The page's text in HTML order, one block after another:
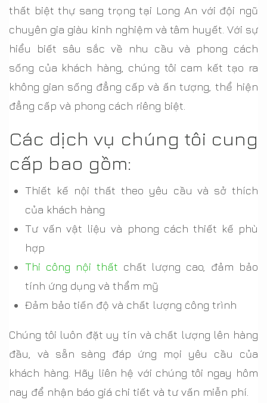
thất biệt thự sang trọng tại Long An với đội ngũ
chuyên gia giàu kinh nghiệm và tâm huyết. Với sự
hiểu biết sâu sắc về nhu cầu và phong cách
sống của khách hàng, chúng tôi cam kết tạo ra
không gian sống đẳng cấp và ấn tượng, thể hiện
đẳng cấp và phong cách riêng biệt.
Các dịch vụ chúng tôi cung
cấp bao gồm:
Thiết kế nội thất theo yêu cầu và sở thích
của khách hàng
Tư vấn vật liệu và phong cách thiết kế phù
hợp
Thi công nội thất chất lượng cao, đảm bảo
tính ứng dụng và thẩm mỹ
Đảm bảo tiến độ và chất lượng công trình
Chúng tôi luôn đặt uy tín và chất lượng lên hàng
đầu, và sẵn sàng đáp ứng mọi yêu cầu của
khách hàng. Hãy liên hệ với chúng tôi ngay hôm
nay để nhận báo giá chi tiết và tư vấn miễn phí.